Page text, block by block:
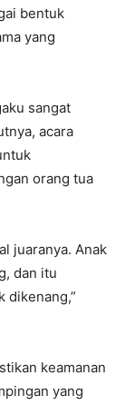
bentuk
yang
sangat
acara
orang tua
juaranya. Anak
dan itu
dikenang,”
keamanan
yang